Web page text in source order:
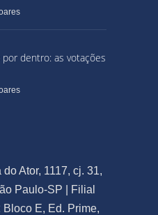
por dentro: as votações
Ator, 1117, cj. 31,
Paulo-SP | Filial
E, Ed. Prime,